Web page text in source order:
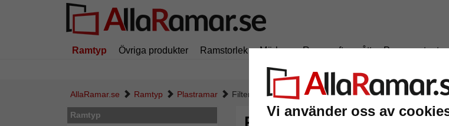
Vi använder oss av
Ramtyp Övriga produkter Ramstorlek Märken Ramar efter mått Passepartouter
195 kr
AllaRamar.se Ramtyp Plastramar Filter: Format: 20x25
Ramtyp